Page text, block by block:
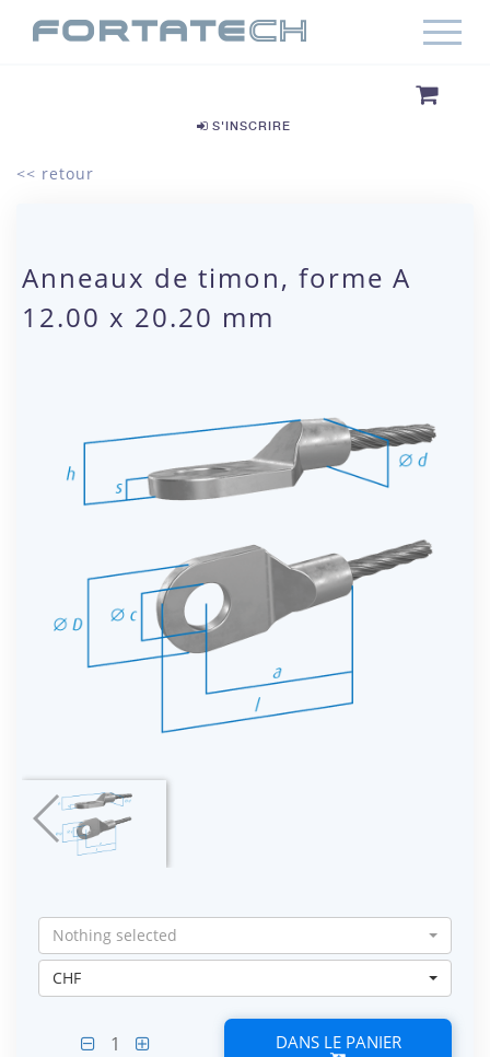
S'INSCRIRE
<< retour
Anneaux de timon, forme A
12.00 x 20.20 mm
Nothing selected
CHF
1 DANS LE PANIER